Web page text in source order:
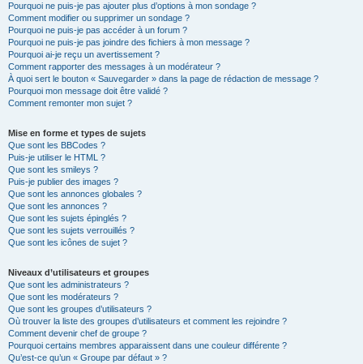
Pourquoi ne puis-je pas ajouter plus d’options à mon sondage ?
Comment modifier ou supprimer un sondage ?
Pourquoi ne puis-je pas accéder à un forum ?
Pourquoi ne puis-je pas joindre des fichiers à mon message ?
Pourquoi ai-je reçu un avertissement ?
Comment rapporter des messages à un modérateur ?
À quoi sert le bouton « Sauvegarder » dans la page de rédaction de message ?
Pourquoi mon message doit être validé ?
Comment remonter mon sujet ?
Mise en forme et types de sujets
Que sont les BBCodes ?
Puis-je utiliser le HTML ?
Que sont les smileys ?
Puis-je publier des images ?
Que sont les annonces globales ?
Que sont les annonces ?
Que sont les sujets épinglés ?
Que sont les sujets verrouillés ?
Que sont les icônes de sujet ?
Niveaux d’utilisateurs et groupes
Que sont les administrateurs ?
Que sont les modérateurs ?
Que sont les groupes d’utilisateurs ?
Où trouver la liste des groupes d’utilisateurs et comment les rejoindre ?
Comment devenir chef de groupe ?
Pourquoi certains membres apparaissent dans une couleur différente ?
Qu’est-ce qu’un « Groupe par défaut » ?